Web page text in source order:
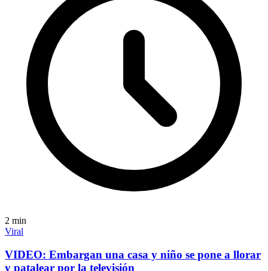
2 min
Viral
VIDEO: Embargan una casa y niño se pone a llorar
y patalear por la televisión